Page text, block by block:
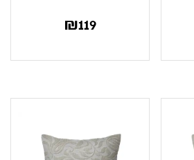
₪119